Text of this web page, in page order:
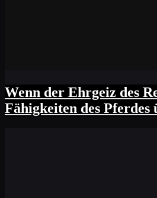
Wenn der Ehrgeiz des
Fähigkeiten des Pferdes